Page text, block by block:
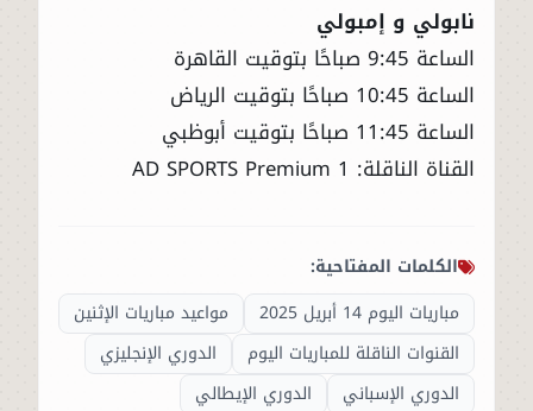
نابولي و إمبولي
الساعة 9:45 صباحًا بتوقيت القاهرة
الساعة 10:45 صباحًا بتوقيت الرياض
الساعة 11:45 صباحًا بتوقيت أبوظبي
القناة الناقلة: AD SPORTS Premium 1
الكلمات المفتاحية:
مباريات اليوم 14 أبريل 2025
مواعيد مباريات الإثنين
القنوات الناقلة للمباريات اليوم
الدوري الإنجليزي
الدوري الإسباني
الدوري الإيطالي